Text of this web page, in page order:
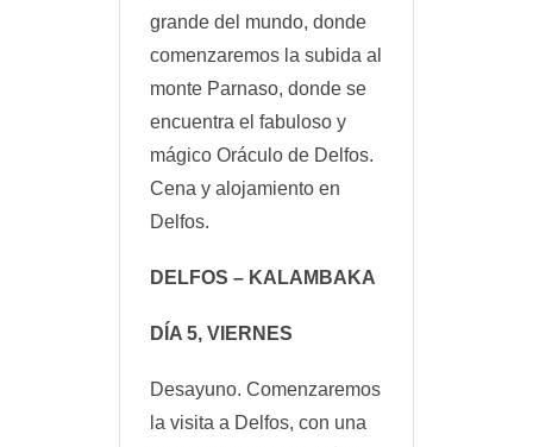
grande del mundo, donde
comenzaremos la subida al
monte Parnaso, donde se
encuentra el fabuloso y
mágico Oráculo de Delfos.
Cena y alojamiento en
Delfos.
DELFOS – KALAMBAKA
DÍA 5, VIERNES
Desayuno. Comenzaremos
la visita a Delfos, con una